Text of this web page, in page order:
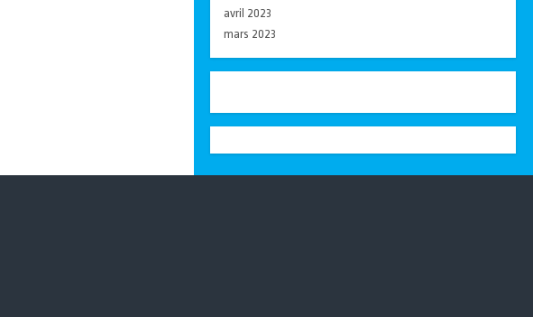
avril 2023
mars 2023